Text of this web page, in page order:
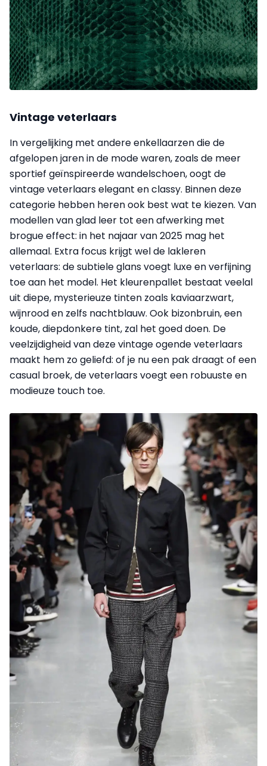
Vintage veterlaars
In vergelijking met andere enkellaarzen die de
afgelopen jaren in de mode waren, zoals de meer
sportief geïnspireerde wandelschoen, oogt de
vintage veterlaars elegant en classy. Binnen deze
categorie hebben heren ook best wat te kiezen. Van
modellen van glad leer tot een afwerking met
brogue effect: in het najaar van 2025 mag het
allemaal. Extra focus krijgt wel de lakleren
veterlaars: de subtiele glans voegt luxe en verfijning
toe aan het model. Het kleurenpallet bestaat veelal
uit diepe, mysterieuze tinten zoals kaviaarzwart,
wijnrood en zelfs nachtblauw. Ook bizonbruin, een
koude, diepdonkere tint, zal het goed doen. De
veelzijdigheid van deze vintage ogende veterlaars
maakt hem zo geliefd: of je nu een pak draagt of een
casual broek, de veterlaars voegt een robuuste en
modieuze touch toe.